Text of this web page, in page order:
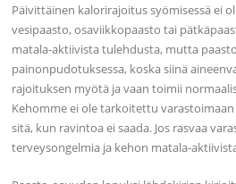
Päivittäinen kalorirajoitus syömisessä ei
vesipaasto, osaviikkopaasto tai
matala-aktiivista tulehdusta, mutta
painonpudotuksessa, koska siinä
rajoituksen myötä ja vaan toimii
Kehomme ei ole tarkoitettu
sitä, kun ravintoa ei saada. Jos rasvaa
terveysongelmia ja kehon matala-